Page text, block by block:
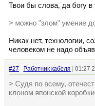
Твои бы слова, да богу в
> можно "злом" умение
Никак нет, технологии,
человеком не надо
#27 Работник кабеля | 01:27
> Судя по всему,
клоном японской